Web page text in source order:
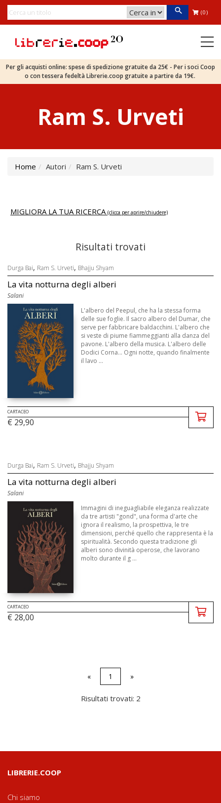
(0)
Per gli acquisti online: spese di spedizione gratuite da 25€ - Per i soci Coop
o con tessera fedeltà Librerie.coop gratuite a partire da 19€.
Ram S. Urveti
Home Autori Ram S. Urveti
MIGLIORA LA TUA RICERCA (clicca per aprire/chiudere)
Risultati trovati
Durga Bai, Ram S. Urveti, Bhajju Shyam
La vita notturna degli alberi
Salani
L'albero del Peepul, che ha la stessa forma
delle sue foglie. Il sacro albero del Dumar, che
serve per fabbricare baldacchini. L'albero che
si veste di piume fiammeggianti alla danza del
pavone. L'albero della musica. L'albero delle
Dodici Corna... Ogni notte, quando finalmente
il lavo ...
CARTACEO
€ 29,90
Durga Bai, Ram S. Urveti, Bhajju Shyam
La vita notturna degli alberi
Salani
Immagini di ineguagliabile eleganza realizzate
da tre artisti "gond", una forma d'arte che
ignora il realismo, la prospettiva, le tre
dimensioni, perché quello che rappresenta è la
spiritualità. Secondo questa tradizione gli
alberi sono divinità operose, che lavorano
molto durante il g ...
CARTACEO
€ 28,00
« 1 »
Risultati trovati: 2
LIBRERIE.COOP
Chi siamo